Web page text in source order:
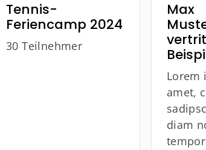
Tennis-
Feriencamp 2024
30 Teilnehmer
Max
Lorem
amet,
diam